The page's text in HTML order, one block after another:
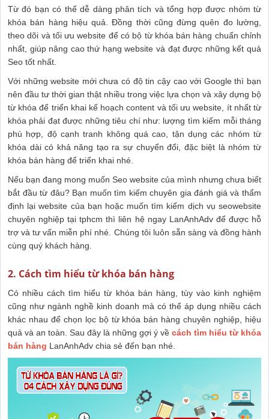
Từ đó bạn có thể dễ dàng phân tích và tổng hợp được nhóm từ
khóa bán hàng hiệu quả. Đồng thời cũng đừng quên đo lường,
theo dõi và tối ưu website để có bộ từ khóa bán hàng chuẩn chỉnh
nhất, giúp nâng cao thứ hạng website và đạt được những kết quả
Seo tốt nhất.
Với những website mới chưa có độ tin cậy cao với Google thì bạn
nên đầu tư thời gian thật nhiều trong việc lựa chọn và xây dựng bộ
từ khóa để triển khai kế hoạch content và tối ưu website, ít nhất từ
khóa phải đạt được những tiêu chí như: lượng tìm kiếm mỗi tháng
phù hợp, độ cạnh tranh không quá cao, tận dụng các nhóm từ
khóa dài có khả năng tạo ra sự chuyển đổi, đặc biệt là nhóm từ
khóa bán hàng để triển khai nhé.
Nếu bạn đang mong muốn Seo website của mình nhưng chưa biết
bắt đầu từ đâu? Bạn muốn tìm kiếm chuyên gia đánh giá và thẩm
định lại website của bạn hoặc muốn tìm kiếm dịch vụ seowebsite
chuyên nghiệp tại tphcm thì liên hệ ngay LanAnhAdv để được hỗ
trợ và tư vấn miễn phí nhé. Chúng tôi luôn sẵn sàng và đồng hành
cùng quý khách hàng.
2. Cách tìm hiểu từ khóa bán hàng
Có nhiều cách tìm hiểu từ khóa bán hàng, tùy vào kinh nghiệm
cũng như ngành nghề kinh doanh mà có thể áp dụng nhiều cách
khác nhau để chọn lọc bộ từ khóa bán hàng chuyên nghiệp, hiệu
quả và an toàn. Sau đây là những gợi ý về cách tìm hiểu từ khóa
bán hàng LanAnhAdv chia sẻ đến bạn nhé.